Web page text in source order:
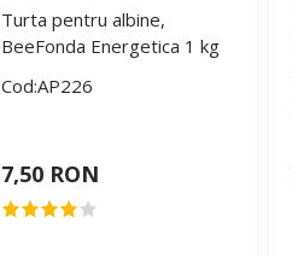
Turta pentru albine,
BeeFonda Energetica 1 kg
Cod:AP226
7,50 RON